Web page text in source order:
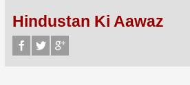
Hindustan Ki Aawaz